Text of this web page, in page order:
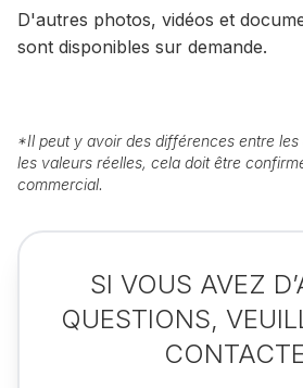
D'autres photos, vidéos et
sont disponibles sur demande.
*Il peut y avoir des différences entre
les valeurs réelles, cela doit être
commercial.
SI VOUS AVEZ
QUESTIONS,